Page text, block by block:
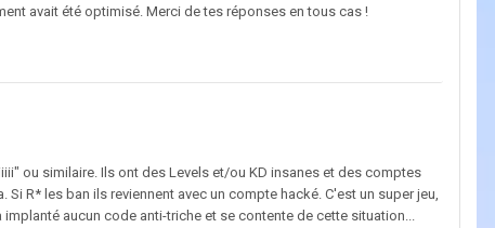
avait été optimisé. Merci de tes réponses en tous cas !
ou similaire. Ils ont des Levels et/ou KD insanes et des comptes
R* les ban ils reviennent avec un compte hacké. C'est un super jeu,
aucun code anti-triche et se contente de cette situation...